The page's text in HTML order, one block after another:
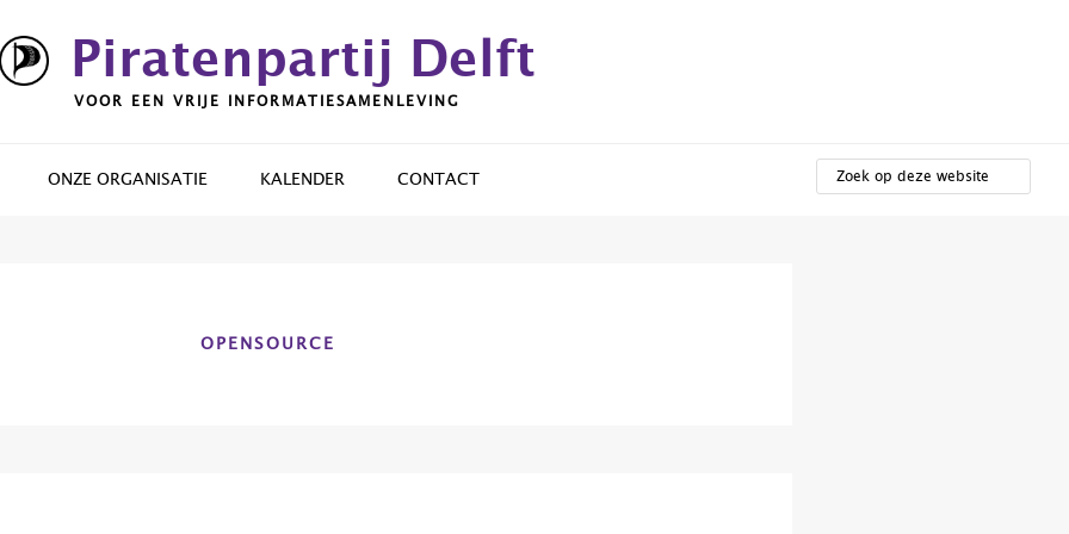
Piratenpartij Delft
VOOR EEN VRIJE INFORMATIESAMENLEVING
ONZE ORGANISATIE KALENDER CONTACT
OP
DEZE
OPENSOURCE